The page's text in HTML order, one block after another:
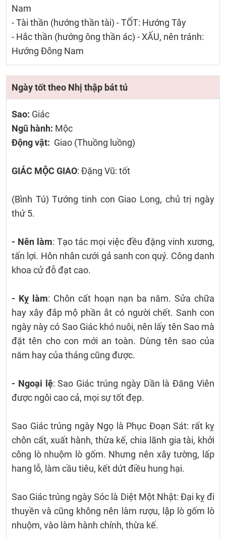
Nam
- Tài thần (hướng thần tài) - TỐT: Hướng Tây
- Hắc thần (hướng ông thần ác) - XẤU, nên tránh:
Hướng Đông Nam
Ngày tốt theo Nhị thập bát tú
Sao: Giác
Ngũ hành: Mộc
Động vật: Giao (Thuồng luồng)
GIÁC MỘC GIAO: Đặng Vũ: tốt
(Bình Tú) Tướng tinh con Giao Long, chủ trị ngày
thứ 5.
- Nên làm: Tạo tác mọi việc đều đặng vinh xương,
tấn lợi. Hôn nhân cưới gả sanh con quý. Công danh
khoa cử đỗ đạt cao.
- Kỵ làm: Chôn cất hoạn nạn ba năm. Sửa chữa
hay xây đắp mộ phần ắt có người chết. Sanh con
ngày này có Sao Giác khó nuôi, nên lấy tên Sao mà
đặt tên cho con mới an toàn. Dùng tên sao của
năm hay của tháng cũng được.
- Ngoại lệ: Sao Giác trúng ngày Dần là Đăng Viên
được ngôi cao cả, mọi sự tốt đẹp.
Sao Giác trúng ngày Ngọ là Phục Đoạn Sát: rất kỵ
chôn cất, xuất hành, thừa kế, chia lãnh gia tài, khởi
công lò nhuộm lò gốm. Nhưng nên xây tường, lấp
hang lỗ, làm cầu tiêu, kết dứt điều hung hại.
Sao Giác trúng ngày Sóc là Diệt Một Nhật: Đại kỵ đi
thuyền và cũng không nên làm rượu, lập lò gốm lò
nhuộm, vào làm hành chính, thừa kế.